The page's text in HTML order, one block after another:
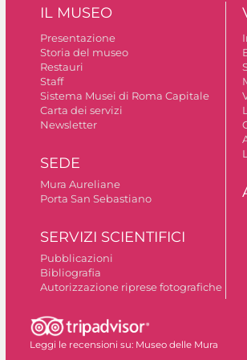
IL MUSEO
Presentazione
Storia del museo
Restauri
Staff
Sistema Musei di Roma Capitale
Carta dei servizi
Newsletter
SEDE
Mura Aureliane
Porta San Sebastiano
SERVIZI SCIENTIFICI
Pubblicazioni
Bibliografia
Autorizzazione riprese fotografiche
Leggi le recensioni su: Museo delle Mura